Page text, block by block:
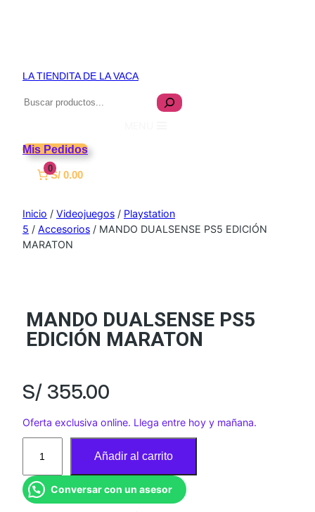
LA TIENDITA DE LA VACA
Buscar
Mis Pedidos
0
S/ 0.00
Inicio / Videojuegos / Playstation
5 / Accesorios / MANDO DUALSENSE PS5 EDICIÓN
MARATON
MANDO DUALSENSE PS5
EDICIÓN MARATON
S/ 355.00
Oferta exclusiva online. Llega entre hoy y mañana.
N
D
Añadir al carrito
Conversar con un asesor